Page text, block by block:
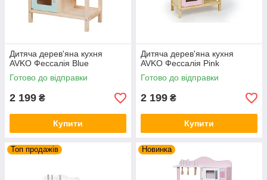
Дитяча дерев'яна кухня
AVKO Фессалія Blue
Готово до відправки
2 199 ₴
Купити
Дитяча дерев'яна кухня
AVKO Фессалія Pink
Готово до відправки
2 199 ₴
Купити
Топ продажів Новинка